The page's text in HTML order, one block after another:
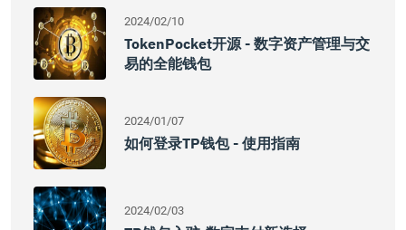
2024/02/10
TokenPocket开源 - 数字资产管理与交
易的全能钱包
2024/01/07
如何登录TP钱包 - 使用指南
2024/02/03